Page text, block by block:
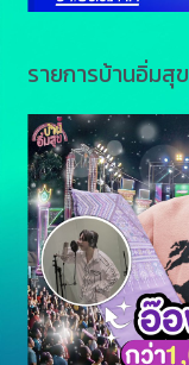
รายการบ้านอิ่มสุข